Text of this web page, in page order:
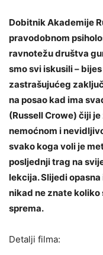
Dobitnik Akademije
pravodobnom
ravnotežu društva
smo svi iskusili –
zastrašujućeg
na posao kad ima
(Russell Crowe) čiji
nemoćnom i
svako koga voli je
posljednji trag na
lekcija. Slijedi
nikad ne znate koliko
sprema.
Detalji filma: